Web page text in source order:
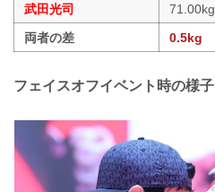
武田光司
71.00kg
両者の差
0.5kg
フェイスオフイベント時の様子